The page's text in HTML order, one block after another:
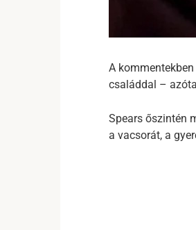
A
családdal –
Spears őszintén
a vacsorát, a